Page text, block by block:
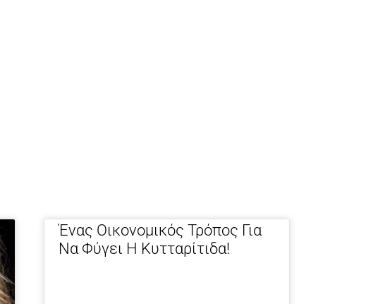
Ένας Οικονομικός Τρόπος Για
Να Φύγει Η Κυτταρίτιδα!